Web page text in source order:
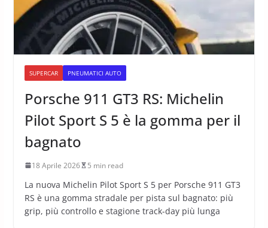
SUPERCAR PNEUMATICI AUTO
Porsche 911 GT3 RS: Michelin
Pilot Sport S 5 è la gomma per il
bagnato
18 Aprile 2026 5 min read
La nuova Michelin Pilot Sport S 5 per Porsche 911 GT3
RS è una gomma stradale per pista sul bagnato: più
grip, più controllo e stagione track-day più lunga